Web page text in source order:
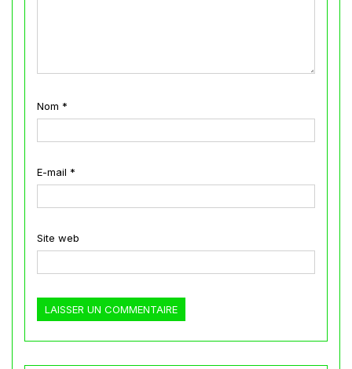
Nom *
E-mail *
Site web